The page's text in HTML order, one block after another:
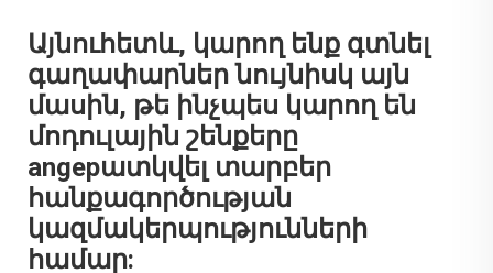
Այնուհետև, կարող ենք գտնել
գաղափարներ նույնիսկ այն
մասին, թե ինչպես կարող են
մոդուլային շենքերը
angepատկվել տարբեր
հանքագործության
կազմակերպությունների
համար: